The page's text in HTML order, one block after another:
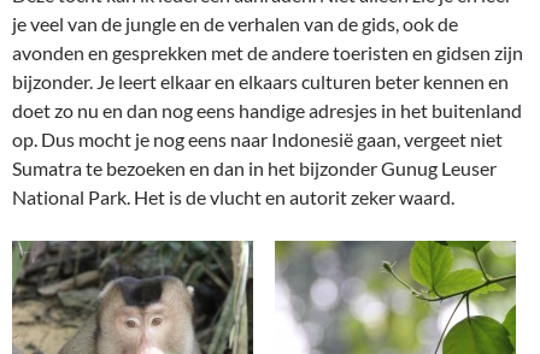
je veel van de jungle en de verhalen van de gids, ook de
avonden en gesprekken met de andere toeristen en gidsen zijn
bijzonder. Je leert elkaar en elkaars culturen beter kennen en
doet zo nu en dan nog eens handige adresjes in het buitenland
op. Dus mocht je nog eens naar Indonesië gaan, vergeet niet
Sumatra te bezoeken en dan in het bijzonder Gunug Leuser
National Park. Het is de vlucht en autorit zeker waard.